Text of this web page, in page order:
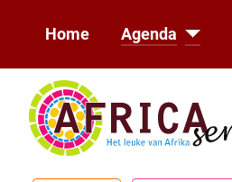
Home Agenda